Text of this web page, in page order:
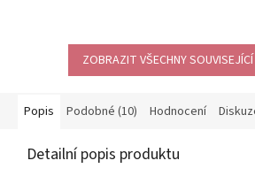
ZOBRAZIT VŠECHNY
Popis Podobné (10) Hodnocení
Detailní popis produktu